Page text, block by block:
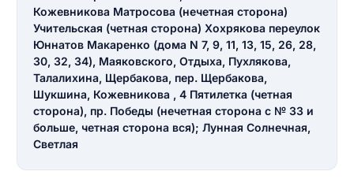
Кожевникова Матросова (нечетная сторона)
Учительская (четная сторона) Хохрякова переулок
Юннатов Макаренко (дома N 7, 9, 11, 13, 15, 26, 28,
30, 32, 34), Маяковского, Отдыха, Пухлякова,
Талалихина, Щербакова, пер. Щербакова,
Шукшина, Кожевникова , 4 Пятилетка (четная
сторона), пр. Победы (нечетная сторона с № 33 и
больше, четная сторона вся); Лунная Солнечная,
Светлая
Введите свое имя
Введите свой e-mail
Введите свое имя
Введите свой номер телефона